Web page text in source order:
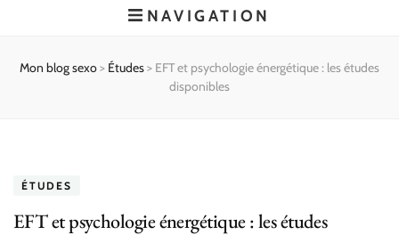
NAVIGATION
Mon blog sexo> Études> EFT et psychologie énergétique : les études
disponibles
ÉTUDES
EFT et psychologie énergétique : les études